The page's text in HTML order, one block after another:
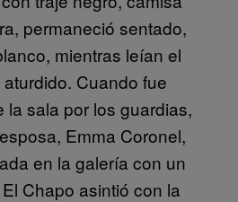
permaneció sentado,
mientras leían el
Cuando fue
la sala por los guardias,
Emma Coronel,
en la galería con un
Chapo asintió con la